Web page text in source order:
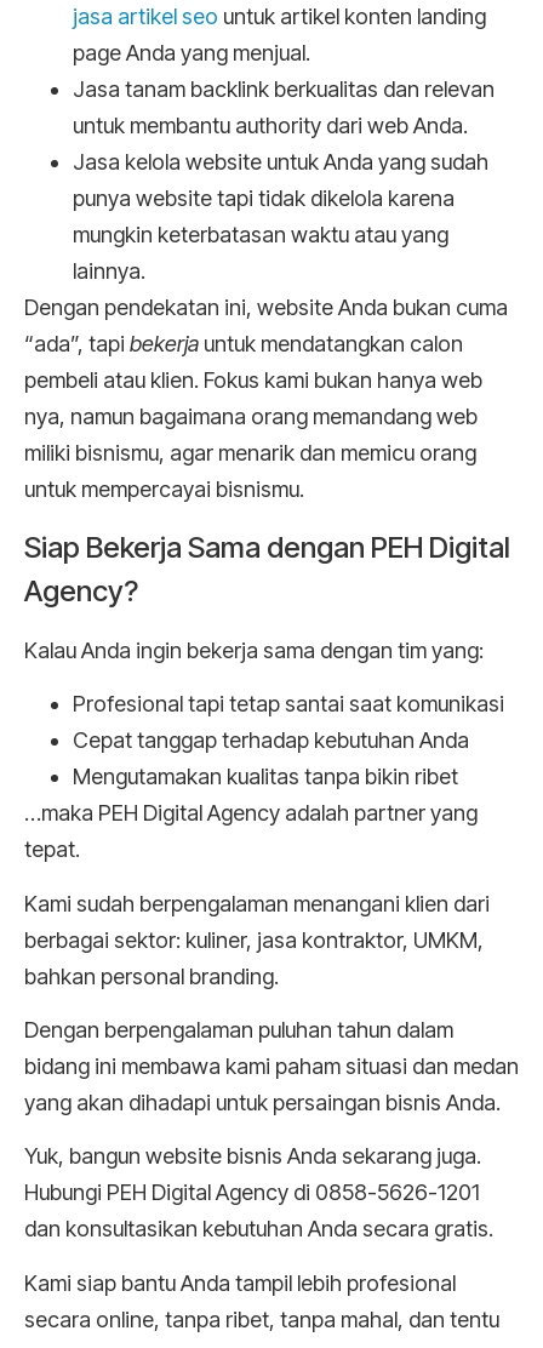
jasa artikel seo untuk artikel konten landing
page Anda yang menjual.
Jasa tanam backlink berkualitas dan relevan
untuk membantu authority dari web Anda.
Jasa kelola website untuk Anda yang sudah
punya website tapi tidak dikelola karena
mungkin keterbatasan waktu atau yang
lainnya.
Dengan pendekatan ini, website Anda bukan cuma
“ada”, tapi bekerja untuk mendatangkan calon
pembeli atau klien. Fokus kami bukan hanya web
nya, namun bagaimana orang memandang web
miliki bisnismu, agar menarik dan memicu orang
untuk mempercayai bisnismu.
Siap Bekerja Sama dengan PEH Digital
Agency?
Kalau Anda ingin bekerja sama dengan tim yang:
Profesional tapi tetap santai saat komunikasi
Cepat tanggap terhadap kebutuhan Anda
Mengutamakan kualitas tanpa bikin ribet
…maka PEH Digital Agency adalah partner yang
tepat.
Kami sudah berpengalaman menangani klien dari
berbagai sektor: kuliner, jasa kontraktor, UMKM,
bahkan personal branding.
Dengan berpengalaman puluhan tahun dalam
bidang ini membawa kami paham situasi dan medan
yang akan dihadapi untuk persaingan bisnis Anda.
Yuk, bangun website bisnis Anda sekarang juga.
Hubungi PEH Digital Agency di 0858-5626-1201
dan konsultasikan kebutuhan Anda secara gratis.
Kami siap bantu Anda tampil lebih profesional
secara online, tanpa ribet, tanpa mahal, dan tentu